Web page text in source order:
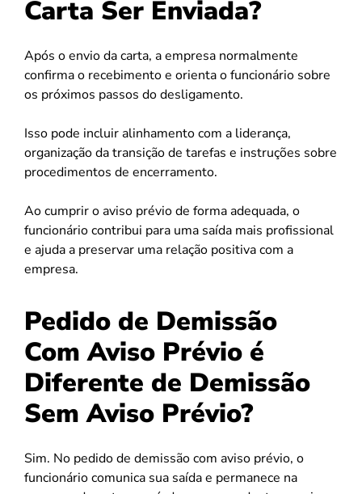
Carta Ser Enviada?
Após o envio da carta, a empresa normalmente
confirma o recebimento e orienta o funcionário sobre
os próximos passos do desligamento.
Isso pode incluir alinhamento com a liderança,
organização da transição de tarefas e instruções sobre
procedimentos de encerramento.
Ao cumprir o aviso prévio de forma adequada, o
funcionário contribui para uma saída mais profissional
e ajuda a preservar uma relação positiva com a
empresa.
Pedido de Demissão
Com Aviso Prévio é
Diferente de Demissão
Sem Aviso Prévio?
Sim. No pedido de demissão com aviso prévio, o
funcionário comunica sua saída e permanece na